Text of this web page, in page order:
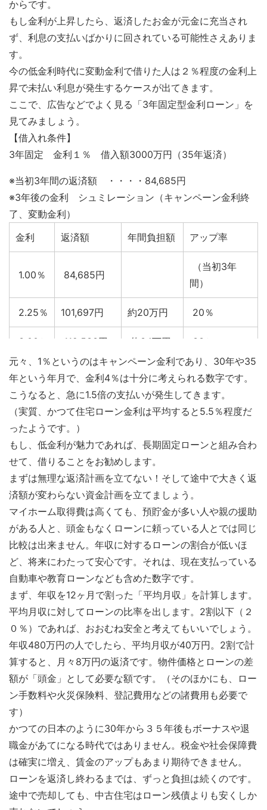
からです。
もし金利が上昇したら、返済したお金が元金に充当され
ず、利息の支払いばかりに回されている可能性さえありま
す。
今の低金利時代に変動金利で借りた人は２％程度の金利上
昇で未払い利息が発生するケースが出てきます。
ここで、広告などでよく見る「3年固定型金利ローン」を
見てみましょう。
【借入れ条件】
3年固定 金利１％ 借入額3000万円（35年返済）
※当初3年間の返済額 ・・・・84,685円
※3年後の金利 シュミレーション（キャンペーン金利終
了、変動金利）
金利
返済額 年間負担額 アップ率
1.00％ 84,685円
（当初3年
間）
2.25％ 101,697円 約20万円 20％
3.00％ 112,533円 約34万円 33％
3.50％
120,533
円
約43万円 42％
4.00％ 128,552円
約52万
元々、1％というのはキャンペーン金利であり、30年や35
年という年月で、金利4％は十分に考えられる数字です。
こうなると、急に1.5倍の支払いが発生してきます。
（実質、かつて住宅ローン金利は平均すると5.5％程度だ
ったようです。）
もし、低金利が魅力であれば、長期固定ローンと組み合わ
せて、借りることをお勧めします。
まずは無理な返済計画を立てない！そして途中で大きく返
済額が変わらない資金計画を立てましょう。
マイホーム取得費は高くても、預貯金が多い人や親の援助
がある人と、頭金もなくローンに頼っている人とでは同じ
比較は出来ません。年収に対するローンの割合が低いほ
ど、将来にわたって安心です。それは、現在支払っている
自動車や教育ローンなども含めた数字です。
まず、年収を12ヶ月で割った「平均月収」を計算します。
平均月収に対してローンの比率を出します。2割以下（２
０％）であれば、おおむね安全と考えてもいいでしょう。
年収480万円の人でしたら、平均月収が40万円。2割で計
算すると、月々8万円の返済です。物件価格とローンの差
額が「頭金」として必要な額です。（そのほかにも、ロー
ン手数料や火災保険料、登記費用などの諸費用も必要で
す）
かつての日本のように30年から３５年後もボーナスや退
職金があてになる時代ではありません。税金や社会保障費
は確実に増え、賃金のアップもあまり期待できません。
ローンを返済し終わるまでは、ずっと負担は続くのです。
途中で売却しても、中古住宅はローン残債よりも安くしか